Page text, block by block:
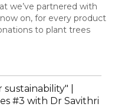
we’ve partnered with
on, for every product
to plant trees
|
#3 with Dr Savithri